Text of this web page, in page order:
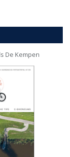
De Kempen